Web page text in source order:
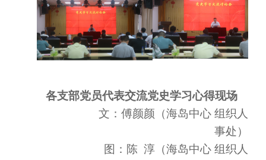
各支部党员代表交流党史学习心得现场
文：傅颜颜（海岛中心 组织人
事处）
图：陈 淳（海岛中心 组织人